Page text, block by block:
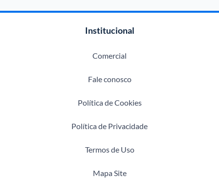
Institucional
Comercial
Fale conosco
Política de Cookies
Política de Privacidade
Termos de Uso
Mapa Site